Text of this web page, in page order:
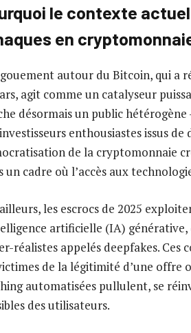
le contexte
en
autour du Bitcoin, qui a
agit comme un catalyseur
désormais un public hétérogène
enthousiastes issus
de la cryptomonnaie
un cadre où l’accès aux
les escrocs de 2025
artificielle (IA)
réalistes appelés deepfakes.
de la légitimité d’une offre
automatisées pullulent, se
des utilisateurs.